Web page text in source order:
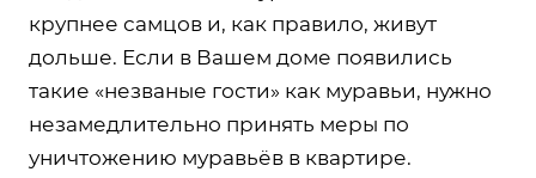
крупнее самцов и, как правило, живут
дольше. Если в Вашем доме появились
такие «незваные гости» как муравьи, нужно
незамедлительно принять меры по
уничтожению муравьёв в квартире.